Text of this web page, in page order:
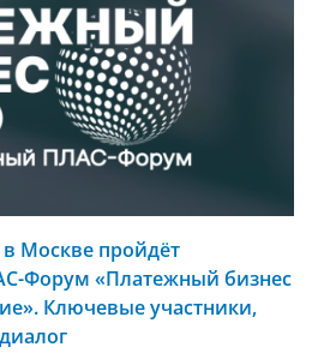
в Москве пройдёт
Форум «Платежный бизнес
Ключевые участники,